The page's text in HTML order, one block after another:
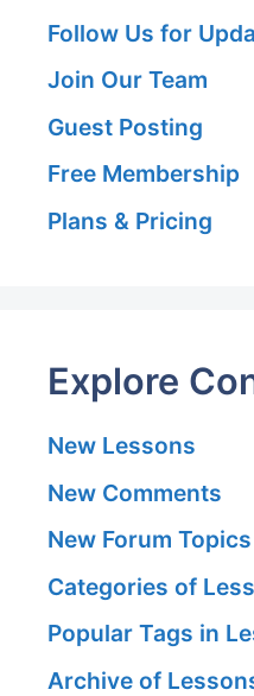
Follow Us for
Join Our Team
Guest Posting
Free Membership
Plans & Pricing
Explore
New Lessons
New Comments
New Forum Topics
Categories of
Popular Tags in
Archive of